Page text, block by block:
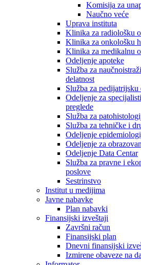
Komisija za
Naučno veće
Uprava instituta
Klinika za radiološku
Klinika za onkološku
Klinika za medikalnu
Odeljenje apoteke
Služba za
delatnost
Služba za
Odeljenje za
preglede
Služba za
Služba za tehničke i
Odeljenje
Odeljenje za
Odeljenje Data Centar
Služba za pravne i
poslove
Sestrinstvo
Institut u medijima
Javne nabavke
Plan nabavki
Finansijski izveštaji
Završni račun
Finansijski plan
Dnevni finansijski
Izmirene obaveze na